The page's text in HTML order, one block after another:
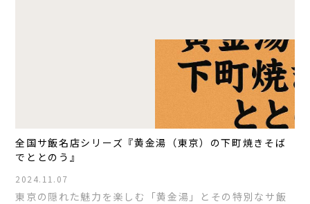
全国サ飯名店シリーズ『黄金湯（東京）の下町焼きそば
でととのう』
2024.11.07
東京の隠れた魅力を楽しむ「黄金湯」とその特別なサ飯